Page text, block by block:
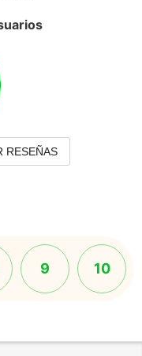
RESEÑAS
9 10